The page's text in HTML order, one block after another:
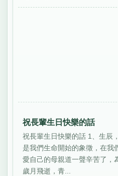
祝長輩生日快樂的話
祝長輩生日快樂的話 1、生辰
是我們生命開始的象徵，在我
愛自己的母親道一聲辛苦了，
歲月飛逝，青...